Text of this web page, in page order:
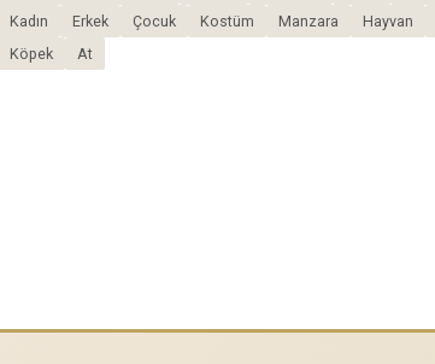
Kadın
Erkek Çocuk Kostüm Manzara Hayvan
Köpek
At